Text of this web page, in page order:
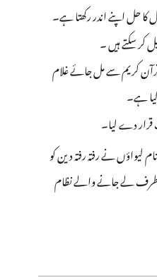
حل اپنے اندر رکھتا ہے۔
سکتے ہیں ۔
کریم سے مل جائے غلام
ہے۔
دے لیا۔
نے رفتہ رفتہ دین کو
طرف لے جانے والے نظام